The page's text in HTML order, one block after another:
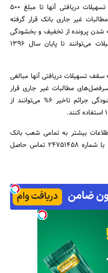
در طرح تلاش یک مشتریانی که سقف تسهیلات دریافتی آنها تا مبلغ 500
غیر جاری بانک قرار گرفته
شدن پرونده از تخفیف و بخشودگی
تا سقف 6% خسارت تاخیر تأدیه تسهیلات می‌توانند تا پایان سال 1396
تسهیلات دریافتی آنها مبالغی
در سرفصل‌های مطالبات غیر جاری قرار
گرفته است، علاوه بر بهره‌مندی از بخشودگی جرائم تاخیر 6% می‌توانند از
بیشتر به تمامی شعب بانک
ایران زمین در سراسر کشور مراجعه و یا با شماره 24751458 تماس حاصل